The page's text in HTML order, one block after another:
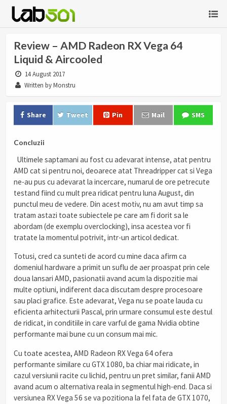
Review – AMD Radeon RX Vega 64
Liquid & Aircooled
14 August 2017
Written by Monstru
Share Tweet Pin Mail SMS
Concluzii
Ultimele saptamani au fost cu adevarat intense, atat pentru
AMD cat si pentru noi, deoarece atat Threadripper cat si Vega
ne-au pus cu adevarat la incercare, numarul de ore petrecute
testand fiind cu mult prea ridicat pentru luna August, din
punctul meu de vedere. Din acest motiv, nu am avut timp sa
tratam astazi toate subiectele pe care am fi dorit sa le
abordam (de exemplu overclocking), insa acestea vor fi
tratate la momentul potrivit, intr-un articol dedicat.
Totusi, cred ca sunteti de acord cu mine daca afirm ca
domeniul hardware a primit un suflu de aer proaspat prin cele
doua lansari AMD, pasionatii avand acum la dispozitie mai
multe optiuni, indiferent daca discutam despre procesoare
sau placi grafice. Este adevarat, Vega nu se poate lauda cu
eficienta arhitecturii Pascal, prin urmare consumul este destul
de ridicat, in conditiile in care varful de gama Nvidia obtine
performante mai bune cu un consum mai mic.
Cu toate acestea, AMD Radeon RX Vega 64 ofera
performante similare cu GTX 1080, ba chiar mai ridicate, in
cazul versiunii racite cu lichid, pentru un pret similar, fanii AMD
avand acum o alternativa reala in segmentul high-end. Daca si
versiunea RX Vega 56 se va pozitiona la fel fata de GTX 1070,